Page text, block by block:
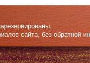
сайта, без обратной